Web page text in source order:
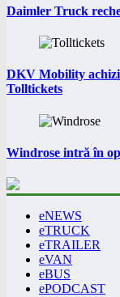
Daimler Truck
DKV Mobility
Tolltickets
Windrose intră în
eNEWS
eTRUCK
eTRAILER
eVAN
eBUS
ePODCAST